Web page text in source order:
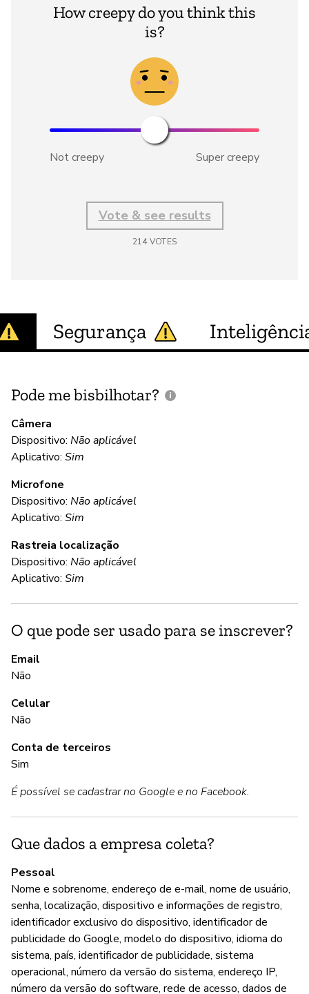
How creepy do you think this
is?
Not creepy Super creepy
Vote & see results
214VOTES
Segurança
Pode me bisbilhotar?
Câmera
Dispositivo: Não aplicável
Aplicativo: Sim
Microfone
Dispositivo: Não aplicável
Aplicativo: Sim
Rastreia localização
Dispositivo: Não aplicável
Aplicativo: Sim
O que pode ser usado para se inscrever?
Email
Não
Celular
Não
Conta de terceiros
Sim
É possível se cadastrar no Google e no Facebook.
Que dados a empresa coleta?
Pessoal
Nome e sobrenome, endereço de e-mail, nome de usuário,
senha, localização, dispositivo e informações de registro,
identificador exclusivo do dispositivo, identificador de
publicidade do Google, modelo do dispositivo, idioma do
sistema, país, identificador de publicidade, sistema
operacional, número da versão do sistema, endereço IP,
número da versão do software, rede de acesso, dados de